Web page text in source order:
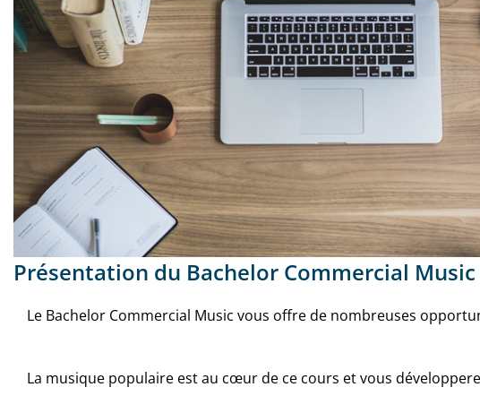
Présentation du Bachelor Commercial Music
Le Bachelor Commercial Music vous offre de nombreuses
La musique populaire est au cœur de ce cours et vous